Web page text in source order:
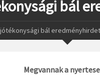
bál
bál
Megvannak a